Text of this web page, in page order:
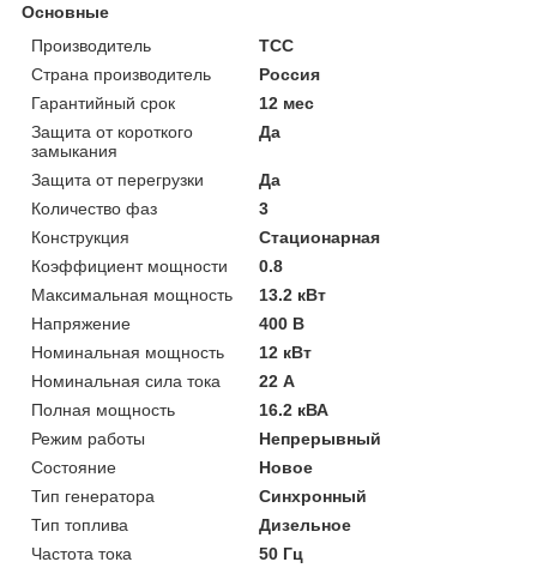
Основные
Производитель
ТСС
Страна производитель
Россия
Гарантийный срок
12 мес
Защита от короткого
замыкания
Да
Защита от перегрузки
Да
Количество фаз
3
Конструкция
Стационарная
Коэффициент мощности
0.8
Максимальная мощность
13.2 кВт
Напряжение
400 В
Номинальная мощность
12 кВт
Номинальная сила тока
22 А
Полная мощность
16.2 кВА
Режим работы
Непрерывный
Состояние
Новое
Тип генератора
Синхронный
Тип топлива
Дизельное
Частота тока
50 Гц